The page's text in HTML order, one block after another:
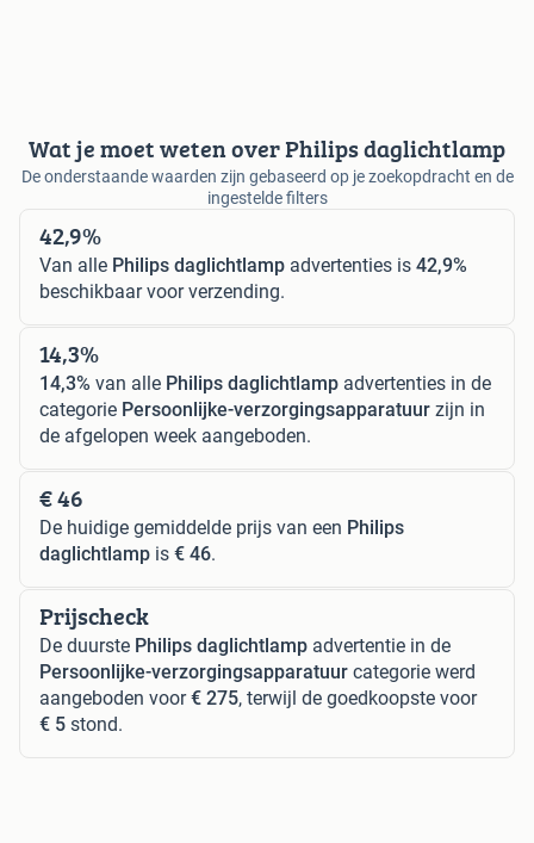
Wat je moet weten over Philips daglichtlamp
De onderstaande waarden zijn gebaseerd op je zoekopdracht en de
ingestelde filters
42,9%
Van alle Philips daglichtlamp advertenties is 42,9%
beschikbaar voor verzending.
14,3%
14,3% van alle Philips daglichtlamp advertenties in de
categorie Persoonlijke-verzorgingsapparatuur zijn in
de afgelopen week aangeboden.
€ 46
De huidige gemiddelde prijs van een Philips
daglichtlamp is € 46.
Prijscheck
De duurste Philips daglichtlamp advertentie in de
Persoonlijke-verzorgingsapparatuur categorie werd
aangeboden voor€ 275, terwijl de goedkoopste voor
€ 5 stond.